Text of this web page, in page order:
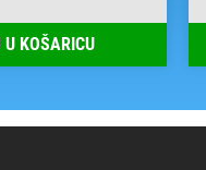
U KOŠARICU